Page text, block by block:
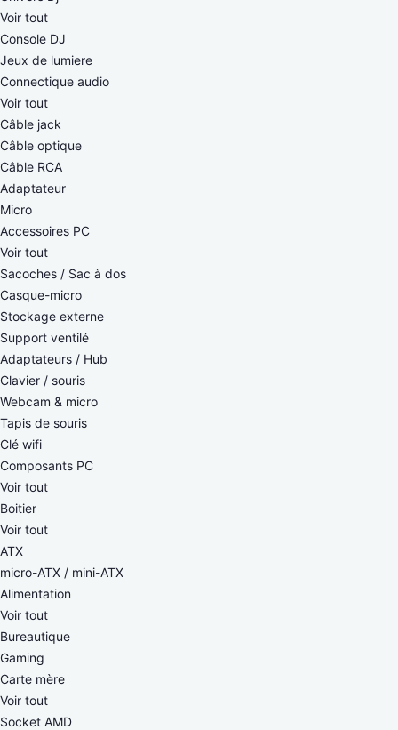
Voir tout
Console DJ
Jeux de lumiere
Connectique audio
Voir tout
Câble jack
Câble optique
Câble RCA
Adaptateur
Micro
Accessoires PC
Voir tout
Sacoches / Sac à dos
Casque-micro
Stockage externe
Support ventilé
Adaptateurs / Hub
Clavier / souris
Webcam & micro
Tapis de souris
Clé wifi
Composants PC
Voir tout
Boitier
Voir tout
ATX
micro-ATX / mini-ATX
Alimentation
Voir tout
Bureautique
Gaming
Carte mère
Voir tout
Socket AMD